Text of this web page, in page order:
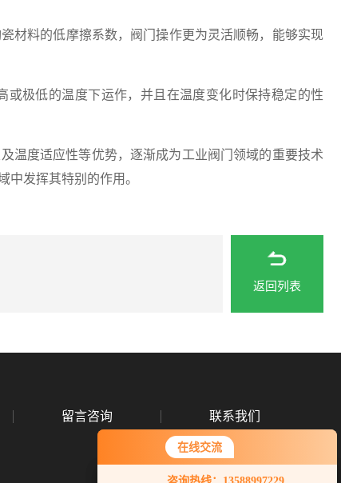
在线交流
在线交流
料的低摩擦系数，阀门操作更为灵活顺畅，能够实现
极低的温度下运作，并且在温度变化时保持稳定的性
度适应性等优势，逐渐成为工业阀门领域的重要技术
发挥其特别的作用。
返回列表
留言咨询 联系我们